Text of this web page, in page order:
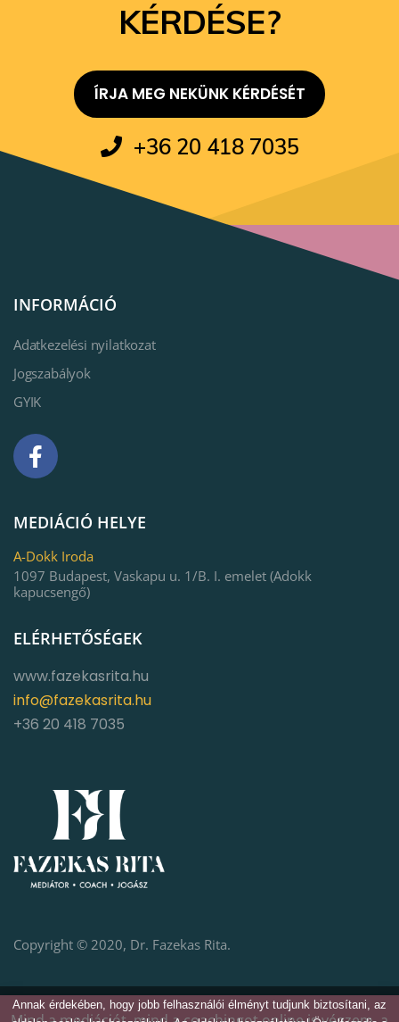
KÉRDÉSE?
ÍRJA MEG NEKÜNK KÉRDÉSÉT
+36 20 418 7035
ELÉRHETŐSÉGEK
www.fazekasrita.hu
info@fazekasrita.hu
+36 20 418 7035
MEDIÁCIÓ HELYE
A-Dokk Iroda
1097 Budapest, Vaskapu u. 1/B. I. emelet (Adokk
kapucsengő)
INFORMÁCIÓ
Adatkezelési nyilatkozat
Jogszabályok
GYIK
Copyright © 2020, Dr. Fazekas Rita.
Annak érdekében, hogy jobb felhasználói élményt tudjunk biztosítani, az